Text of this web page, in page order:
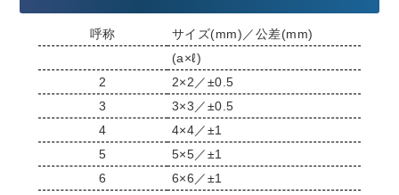
呼称
サイズ(mm)／公差(mm)
(a×ℓ)
2
2×2／±0.5
3
3×3／±0.5
4
4×4／±1
5
5×5／±1
6
6×6／±1